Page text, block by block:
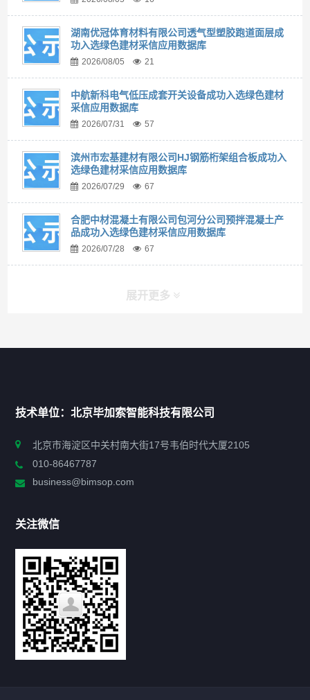
湖南优冠体育材料有限公司透气型塑胶跑道面层成
功入选绿色建材采信应用数据库
2026/08/05 21
中航新科电气低压成套开关设备成功入选绿色建材
采信应用数据库
2026/07/31 57
滨州市宏基建材有限公司HJ钢筋桁架组合板成功入
选绿色建材采信应用数据库
2026/07/29 67
合肥中材混凝土有限公司包河分公司预拌混凝土产
品成功入选绿色建材采信应用数据库
2026/07/28 67
展开更多
政策法规
新闻资讯
工作动态
会议活动
技术单位：北京毕加索智能科技有限公司
北京市海淀区中关村南大街17号韦伯时代大厦2105
010-86467787
business@bimsop.com
关注微信